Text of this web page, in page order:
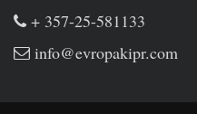
+ 357-25-581133
info@evropakipr.com